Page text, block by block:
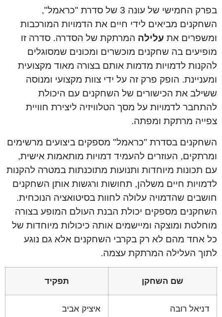
בפרק החמישי של עונה 3 של סדרת "כראמל",
השחקנים מביאים לידי חיים את הדמויות המורכבות
ומשפרים את עלילה המרתקת של הסדרה. סדרה זו
מופיעים בה שחקנים מוכשרים ומכונים שמסוגלים
להקנות לדמויות מדמות אותם בצורה מאוד מקצועית
ומעניינת. הופק פרק זה על ידי צוות מקצועי ומנוסה
ששילב את הכישורים של השחקנים עם היכולת
להתחבר לדמויות על מסך הטלוויזיה ליצירת חוויית
צפייה מרתקת ומפתה.
השחקנים בסדרת "כראמל" מספקים ביצועים מרשימים
ומרתקים, העוזרים להעמיד דמויות מותאמות אישית,
עם תכונות מיוחדות ותנועות מתוכנתות במטרה להקנות
לדמויות חיים משלהן, תחושות ורגשות אותן השחקנים
חושבים שהדמויה עלולה לחוות בסיטואציה הנוכחית.
השחקנים מספקים יכולת הבנת העולם המופע בצורה
מוחלטת ומוצקה ומיישמים אותה כיכולות מיוחדות של
כל אחד מהם לא רק בקרבי השחקנים אלא גם נוגע
לתוך העלילה המרתקת עצמה.
שם השחקן תפקיד
דניאל רובה איציק אביב